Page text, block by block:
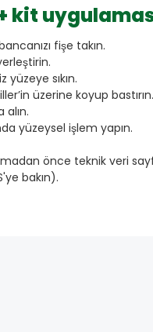
kit
fişe takın.
yüzeye sıkın.
üzerine koyup bastırın.
alın.
yüzeysel işlem yapın.
önce teknik veri
bakın).